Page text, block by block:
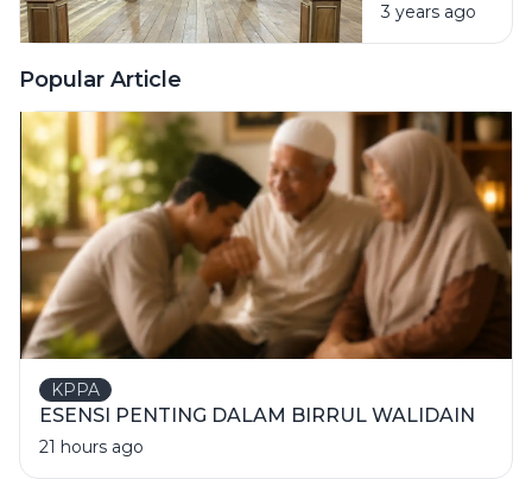
Assirojiyyah
Ikuti Ujian
(UKT) untuk
Pertama
Kalinya
3 years ago
Popular Article
KPPA
ESENSI PENTING DALAM BIRRUL WALIDAIN
21 hours ago